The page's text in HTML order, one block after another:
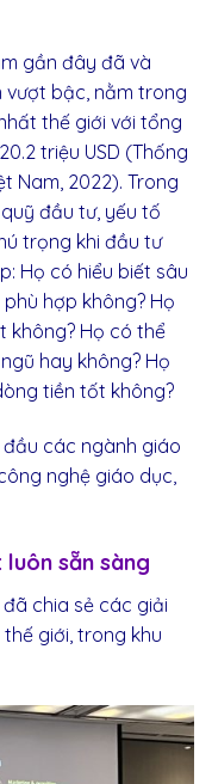
gần đây đã và
bậc, nằm trong
thế giới với tổng
triệu USD (Thống
Nam, 2022). Trong
đầu tư, yếu tố
trọng khi đầu tư
Họ có hiểu biết sâu
hợp không? Họ
không? Họ có thể
hay không? Họ
tiền tốt không?
các ngành giáo
nghệ giáo dục,
sẵn sàng
chia sẻ các giải
giới, trong khu